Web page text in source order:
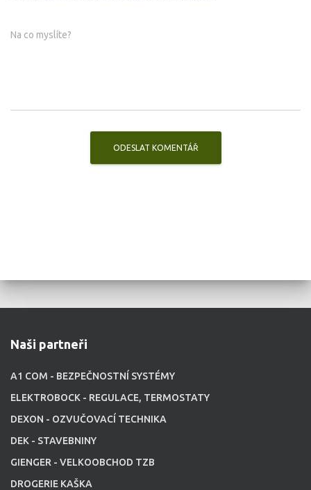
Na co myslíte?
Naši partneři
A1 COM - BEZPEČNOSTNÍ SYSTÉMY
ELEKTROBOCK - REGULACE, TERMOSTATY
DEXON - OZVUČOVACÍ TECHNIKA
DEK - STAVEBNINY
GIENGER - VELKOOBCHOD TZB
DROGERIE KAŠKA